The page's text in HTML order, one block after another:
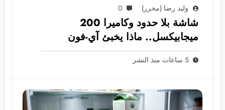
وليد رضا (محرر) 0
شاشة بلا حدود وكاميرا 200
ميجابيكسل.. ماذا يخبئ آي-فون
2028؟
5 ساعات منذ النشر